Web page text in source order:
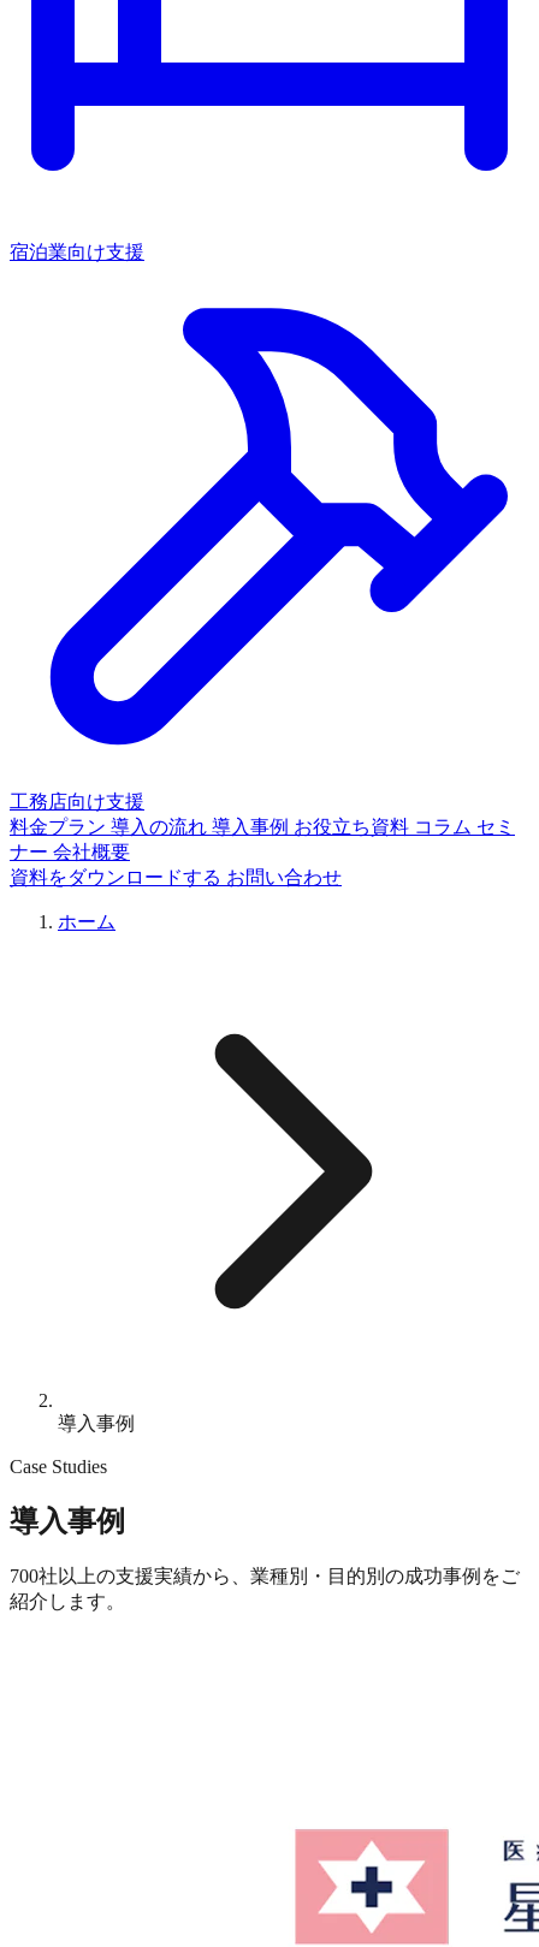
宿泊業向け支援
工務店向け支援
料金プラン 導入の流れ 導入事例 お役立ち資料 コラム セミ
ナー 会社概要
資料をダウンロードする お問い合わせ
ホーム
導入事例
Case Studies
導入事例
700社以上の支援実績から、業種別・目的別の成功事例をご
紹介します。